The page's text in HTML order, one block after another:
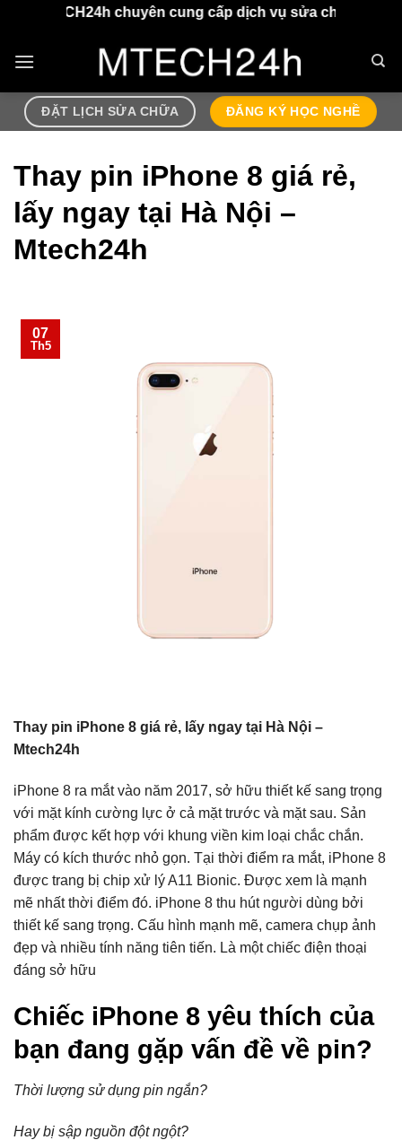
nội
chuyên cung cấp dịch vụ sửa chữa điện thoại,
ĐẶT LỊCH SỬA CHỮA ĐĂNG KÝ HỌC NGHỀ
Thay pin iPhone 8 giá rẻ,
lấy ngay tại Hà Nội –
Mtech24h
07
Th5
Thay pin iPhone 8 giá rẻ, lấy ngay tại Hà Nội –
Mtech24h
iPhone 8 ra mắt vào năm 2017, sở hữu thiết kế sang trọng
với mặt kính cường lực ở cả mặt trước và mặt sau. Sản
phẩm được kết hợp với khung viền kim loại chắc chắn.
Máy có kích thước nhỏ gọn. Tại thời điểm ra mắt, iPhone 8
được trang bị chip xử lý A11 Bionic. Được xem là mạnh
mẽ nhất thời điểm đó. iPhone 8 thu hút người dùng bởi
thiết kế sang trọng. Cấu hình mạnh mẽ, camera chụp ảnh
đẹp và nhiều tính năng tiên tiến. Là một chiếc điện thoại
đáng sở hữu
Chiếc iPhone 8 yêu thích của
bạn đang gặp vấn đề về pin?
Thời lượng sử dụng pin ngắn?
Hay bị sập nguồn đột ngột?